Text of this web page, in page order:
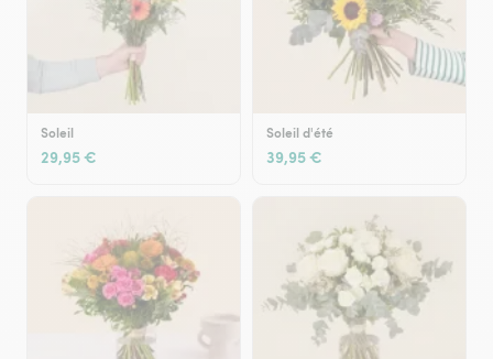
Soleil
29,95 €
Soleil d'été
39,95 €